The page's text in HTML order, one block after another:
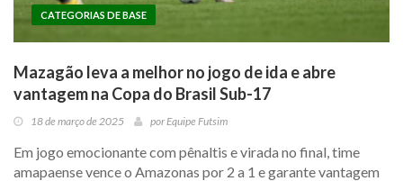
CATEGORIAS DE BASE
Mazagão leva a melhor no jogo de ida e abre
vantagem na Copa do Brasil Sub-17
18 de março de 2025 por Equipe Futsim
Em jogo emocionante com pênaltis e virada no final, time
amapaense vence o Amazonas por 2 a 1 e garante vantagem